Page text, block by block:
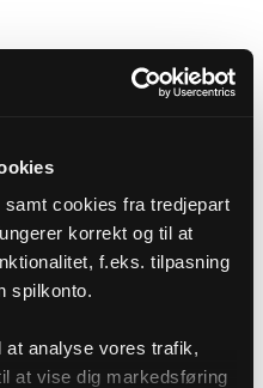
cookies fra tredjepart
korrekt og til at
f.eks. tilpasning
spilkonto.
analyse vores trafik,
at vise dig markedsføring